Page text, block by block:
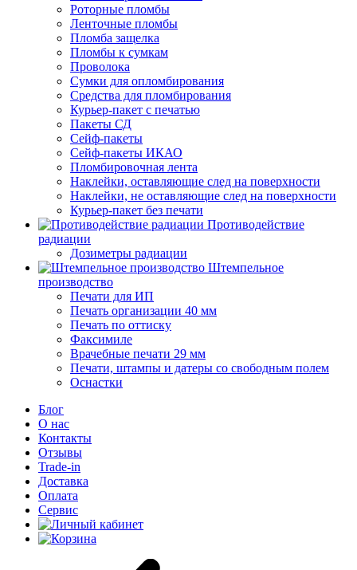
Роторные пломбы
Ленточные пломбы
Пломба защелка
Пломбы к сумкам
Проволока
Сумки для опломбирования
Средства для пломбирования
Курьер-пакет с печатью
Пакеты СД
Сейф-пакеты
Сейф-пакеты ИКАО
Пломбировочная лента
Наклейки, оставляющие след на поверхности
Наклейки, не оставляющие след на поверхности
Курьер-пакет без печати
Противодействие
радиации
Дозиметры радиации
Штемпельное
производство
Печати для ИП
Печать организации 40 мм
Печать по оттиску
Факсимиле
Врачебные печати 29 мм
Печати, штампы и датеры со свободным полем
Оснастки
Блог
О нас
Контакты
Отзывы
Trade-in
Доставка
Оплата
Сервис